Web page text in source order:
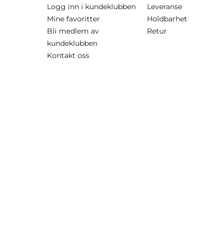
Logg inn i kundeklubben
Mine favoritter
Bli medlem av
kundeklubben
Kontakt oss
Leveranse
Holdbarhet
Retur